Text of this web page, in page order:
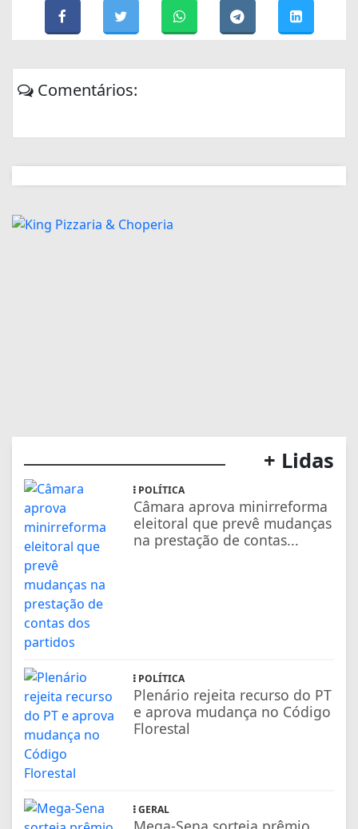
Comentários:
+ Lidas
POLÍTICA
Câmara aprova minirreforma
eleitoral que prevê mudanças
na prestação de contas...
POLÍTICA
Plenário rejeita recurso do PT
e aprova mudança no Código
Florestal
GERAL